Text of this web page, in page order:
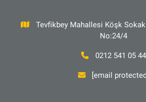
Tevfikbey Mahallesi Köşk Sokak
No:24/4
0212 541 05 44
[email